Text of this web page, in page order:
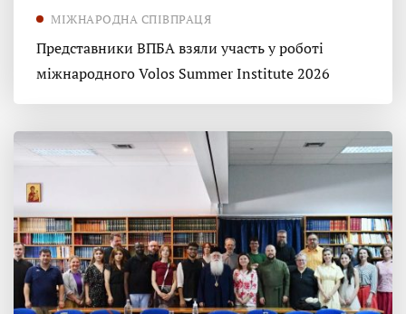
МІЖНАРОДНА СПІВПРАЦЯ
Представники ВПБА взяли участь у роботі
міжнародного Volos Summer Institute 2026